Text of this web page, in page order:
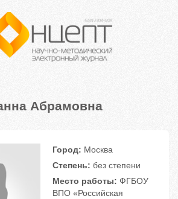
Абрамовна
Город: Москва
Степень: без степени
Место работы: ФГБОУ
ВПО «Российская